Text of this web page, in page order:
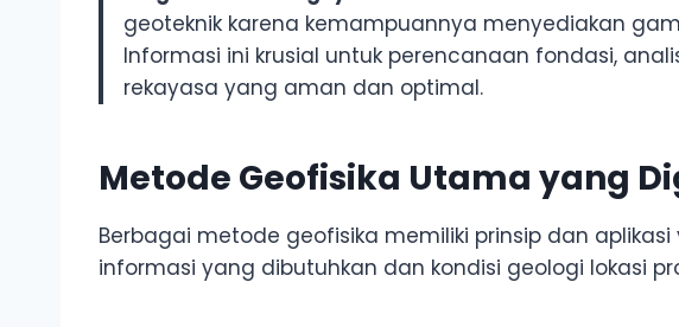
geoteknik karena kemampuannya menyediakan
Informasi ini krusial untuk perencanaan fondasi,
rekayasa yang aman dan optimal.
Metode Geofisika Utama yang
Berbagai metode geofisika memiliki prinsip dan
informasi yang dibutuhkan dan kondisi geologi lokasi